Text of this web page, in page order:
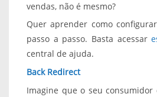
vendas, não é mesmo?
Quer aprender como
passo a passo. Basta acessar
central de ajuda.
Back Redirect
Imagine que o seu consumidor